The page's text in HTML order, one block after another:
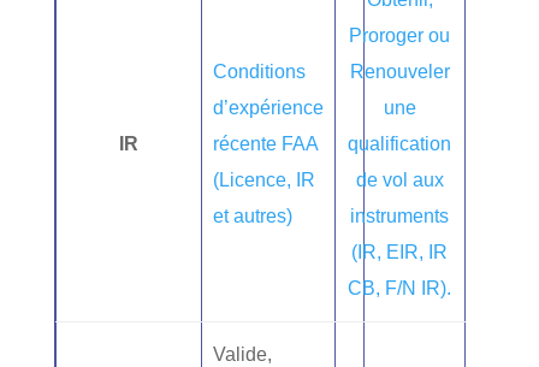
IR
Conditions
d’expérience
récente FAA
(Licence, IR
et autres)
Proroger ou
Renouveler
une
qualification
de vol aux
instruments
(IR, EIR, IR
CB, F/N IR).
Valide,